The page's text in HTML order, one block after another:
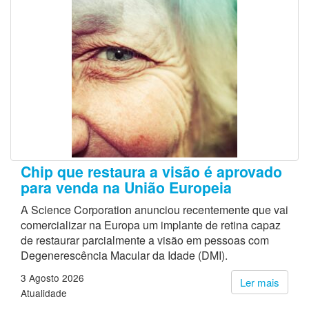
Chip que restaura a visão é aprovado
para venda na União Europeia
A Science Corporation anunciou recentemente que vai
comercializar na Europa um implante de retina capaz
de restaurar parcialmente a visão em pessoas com
Degenerescência Macular da Idade (DMI).
Ler mais
3 Agosto 2026
Atualidade